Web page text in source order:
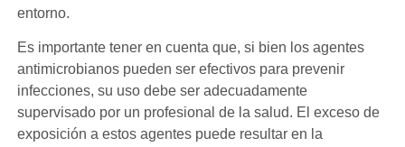
entorno.
Es importante tener en cuenta que, si bien los agentes
antimicrobianos pueden ser efectivos para prevenir
infecciones, su uso debe ser adecuadamente
supervisado por un profesional de la salud. El exceso de
exposición a estos agentes puede resultar en la